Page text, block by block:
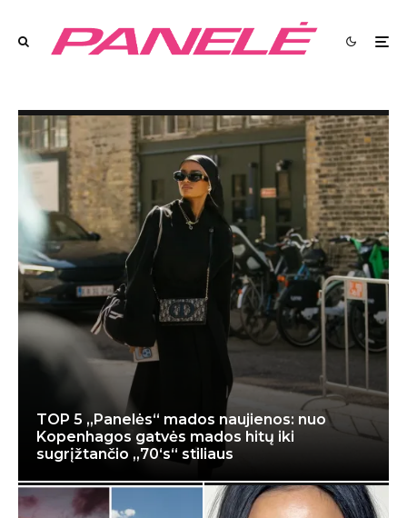
TOP 5 „Panelės“ mados naujienos: nuo
Kopenhagos gatvės mados hitų iki
sugrįžtančio „70‘s“ stiliaus